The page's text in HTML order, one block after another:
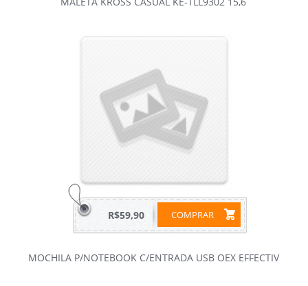
COMPRAR
R$59,90
MOCHILA P/NOTEBOOK C/ENTRADA USB OEX EFFECTIV